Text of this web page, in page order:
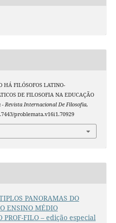
HÁ FILÓSOFOS LATINO-
DE FILOSOFIA NA EDUCAÇÃO
- Revista Internacional De Filosofia,
problemata.v16i1.70929
PANORAMAS DO
ENSINO MÉDIO
PROF-FILO – edição especial